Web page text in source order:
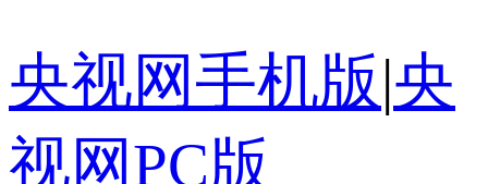
央视网手机版|央
视网PC版